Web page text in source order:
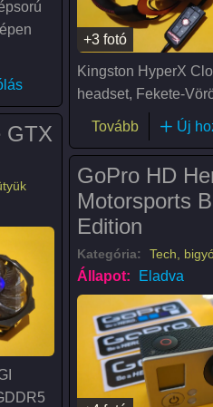
Webcam C920)
+3 fotó
Kingston HyperX
headset, Fekete-
Tovább(Kingston
Új
GTX
GoPro HD
Motorsports
Edition
Kategória: Tech,
Állapot: Eladva